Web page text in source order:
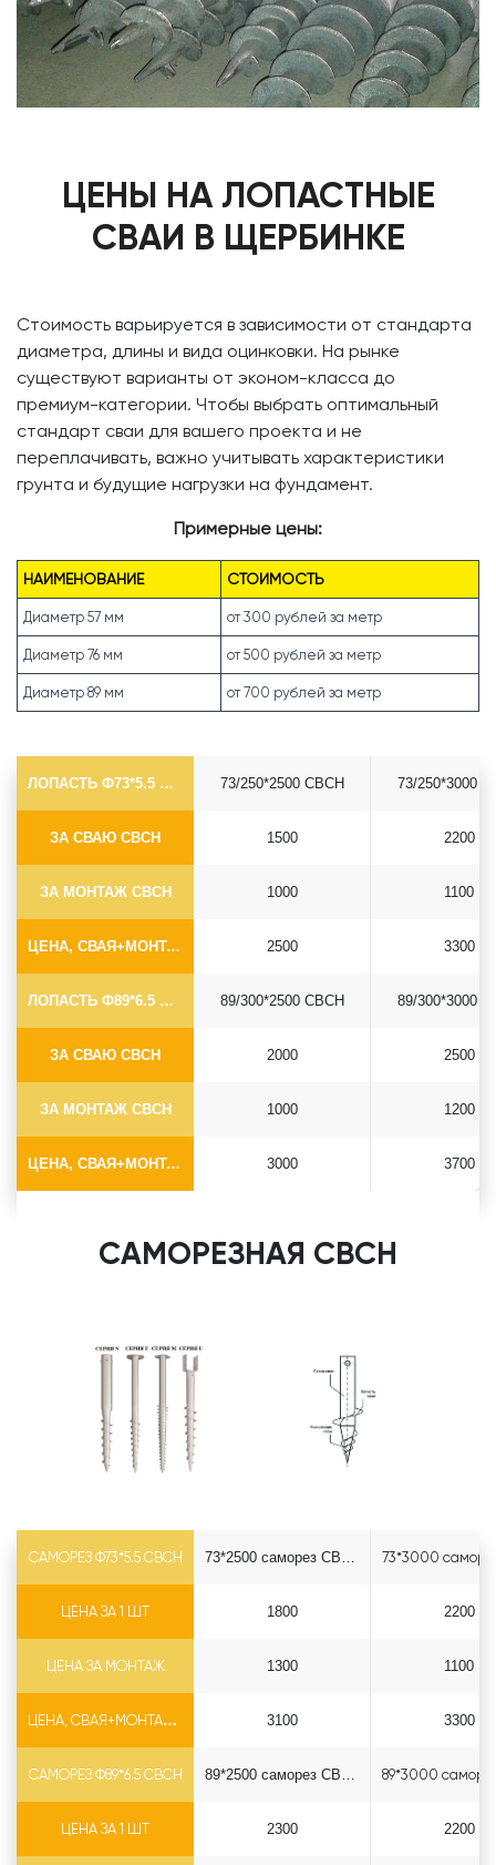
ЦЕНЫ НА ЛОПАСТНЫЕ
СВАИ В ЩЕРБИНКЕ
Стоимость варьируется в зависимости от стандарта
диаметра, длины и вида оцинковки. На рынке
существуют варианты от эконом-класса до
премиум-категории. Чтобы выбрать оптимальный
стандарт сваи для вашего проекта и не
переплачивать, важно учитывать характеристики
грунта и будущие нагрузки на фундамент.
Примерные цены:
НАИМЕНОВАНИЕ СТОИМОСТЬ
Диаметр 57 мм от 300 рублей за метр
Диаметр 76 мм от 500 рублей за метр
Диаметр 89 мм от 700 рублей за метр
ЛОПАСТЬ Ф73*5.5 СВСН
ЗА СВАЮ СВСН
ЗА МОНТАЖ СВСН
ЦЕНА, СВАЯ+МОНТАЖ (БЕЗ ОГОЛОВКА)
73/250*2500 СВСН
1500
1000
2500
73/250*3000
2200
1100
3300
ЛОПАСТЬ Ф89*6.5 СВСН
ЗА СВАЮ СВСН
ЗА МОНТАЖ СВСН
ЦЕНА, СВАЯ+МОНТАЖ (БЕЗ ОГОЛОВКА)
89/300*2500 СВСН
2000
1000
3000
89/300*3000
2500
1200
3700
САМОРЕЗНАЯ СВСН
САМОРЕЗ Ф73*5.5 СВСН
ЦЕНА ЗА 1 ШТ
ЦЕНА ЗА МОНТАЖ
ЦЕНА, СВАЯ+МОНТАЖ (БЕЗ ОГОЛОВКА)
73*2500 саморез СВСН
1800
1300
3100
2200
1100
3300
САМОРЕЗ Ф89*6.5 СВСН
ЦЕНА ЗА 1 ШТ
89*2500 саморез СВСН
2300 2200